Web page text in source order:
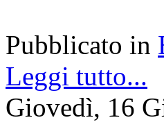
Pubblicato in
Leggi tutto...
Giovedì, 16